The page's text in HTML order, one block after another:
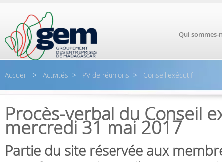
Qui sommes-
Accueil > Activités > PV de réunions > Conseil exécutif
Procès-verbal du Conseil
mercredi 31 mai 2017
Partie du site réservée aux